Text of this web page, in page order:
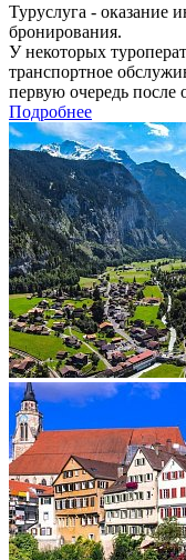
Туруслуга - оказание
бронирования.
У некоторых
транспортное
первую очередь после
Подробнее